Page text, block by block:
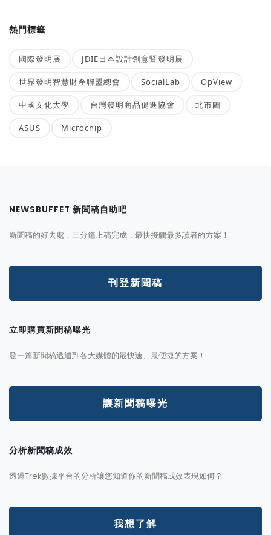
熱門標籤
國際發明展 JDIE日本設計創意暨發明展
世界發明智慧財產聯盟總會 SocialLab OpView
中國文化大學 台灣發明商品促進協會 北市圖
ASUS Microchip
NEWSBUFFET 新聞稿自助吧
新聞稿的好去處，三分鐘上稿完成，最快接觸最多讀者的方案！
刊登新聞稿
立即購買新聞稿曝光
發一篇新聞稿透通到各大媒體的最快速、最便捷的方案！
讓新聞稿曝光
分析新聞稿成效
透過Trek數據平台的分析讓您知道你的新聞稿成效表現如何？
我想了解